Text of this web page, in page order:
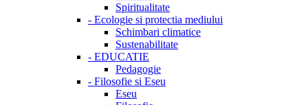
Spiritualitate
- Ecologie si protectia mediului
Schimbari climatice
Sustenabilitate
- EDUCATIE
Pedagogie
- Filosofie si Eseu
Eseu